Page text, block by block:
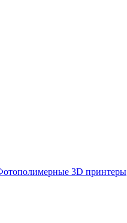
3D принтеры